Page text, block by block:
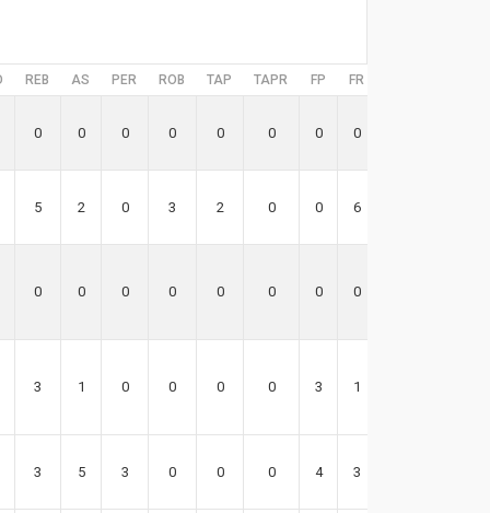
REB AS PER ROB TAP TAPR FP FR
0 0 0 0 0 0 0 0
5 2 0 3 2 0 0 6
0 0 0 0 0 0 0 0
3 1 0 0 0 0 3 1
3 5 3 0 0 0 4 3